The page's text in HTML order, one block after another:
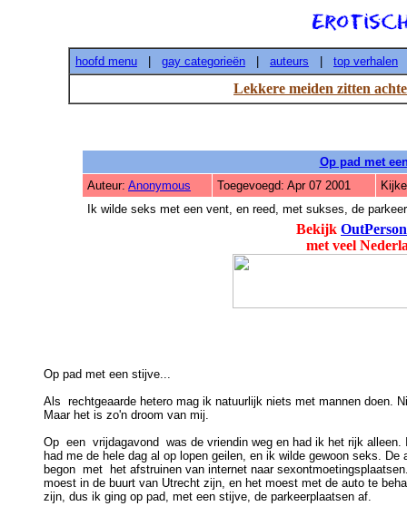
hoofd menu gay categorieën auteurs top verhalen
Lekkere meiden zitten
Op pad met
Auteur: Anonymous Toegevoegd: Apr 07 2001
Ik wilde seks met een vent, en reed, met sukses, de
Bekijk
met veel
Op pad met een stijve...
Als  rechtgeaarde hetero mag ik natuurlijk niets met mannen doen.
Maar het is zo'n droom van mij.
Op  een  vrijdagavond  was de vriendin weg en had ik het rijk alleen.
had me de hele dag al op lopen geilen, en ik wilde gewoon seks. De
begon  met  het afstruinen van internet naar
moest in de buurt van Utrecht zijn, en het moest met de auto te
zijn, dus ik ging op pad, met een stijve, de parkeerplaatsen af.